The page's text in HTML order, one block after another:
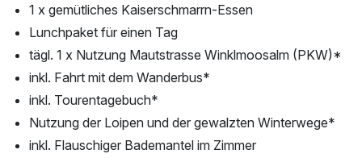
1 x gemütliches Kaiserschmarrn-Essen
Lunchpaket für einen Tag
tägl. 1 x Nutzung Mautstrasse Winklmoosalm (PKW)*
inkl. Fahrt mit dem Wanderbus*
inkl. Tourentagebuch*
Nutzung der Loipen und der gewalzten Winterwege*
inkl. Flauschiger Bademantel im Zimmer